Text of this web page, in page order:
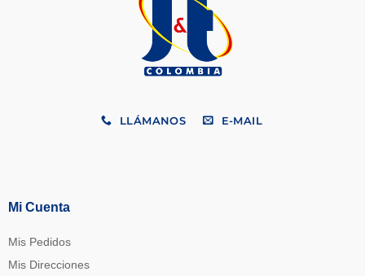
LLÁMANOS E-MAIL
Mi Cuenta
Mis Pedidos
Mis Direcciones